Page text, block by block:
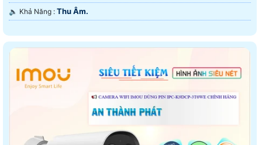
️🔈 Khả Năng : Thu Âm.